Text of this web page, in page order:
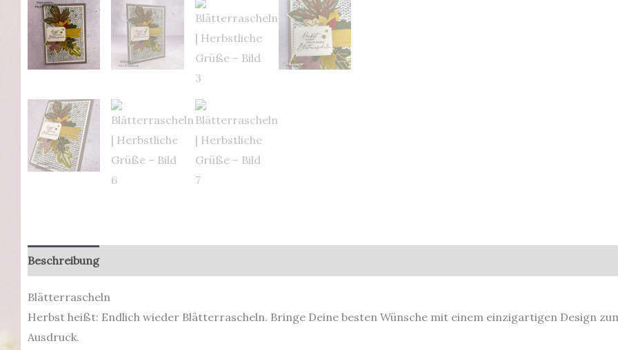
Beschreibung
Blätterrascheln
Herbst heißt: Endlich wieder Blätterrascheln. Bringe Deine besten Wünsche mit einem einzigartigen Design
Ausdruck.